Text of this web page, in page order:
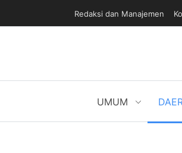
Redaksi dan Manajemen
UMUM